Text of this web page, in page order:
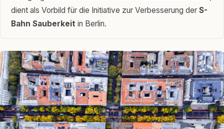
dient als Vorbild für die Initiative zur Verbesserung der S-
Bahn Sauberkeitin Berlin.